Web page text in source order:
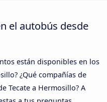
el autobús desde
están disponibles en los
¿Qué compañías de
Tecate a Hermosillo? A